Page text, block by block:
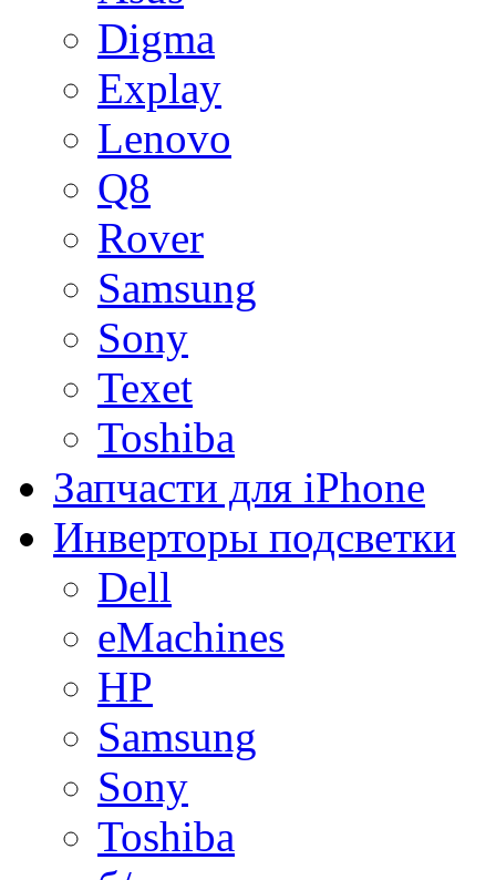
Digma
Explay
Lenovo
Q8
Rover
Samsung
Sony
Texet
Toshiba
Запчасти для iPhone
Инверторы подсветки
Dell
eMachines
HP
Samsung
Sony
Toshiba